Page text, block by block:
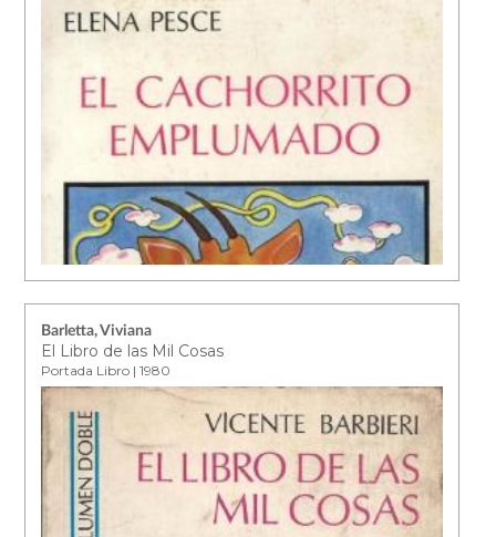
Barletta, Viviana
El Libro de las Mil Cosas
Portada Libro | 1980